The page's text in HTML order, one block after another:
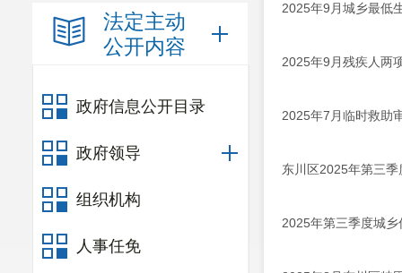
法定主动
公开内容
政府信息公开目录
政府领导
组织机构
人事任免
2025年9月城乡最低
2025年9月残疾人两
2025年7月临时救助
东川区2025年第三
2025年第三季度城